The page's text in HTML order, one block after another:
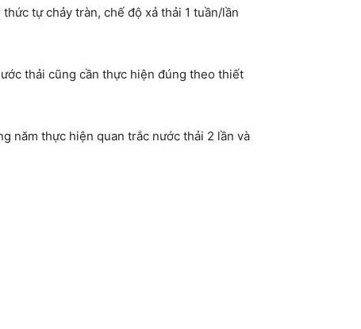
tự chảy tràn, chế độ xả thải 1 tuần/lần
thải cũng cần thực hiện đúng theo thiết
năm thực hiện quan trắc nước thải 2 lần và